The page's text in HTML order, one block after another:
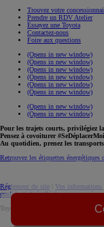
Trouvez votre
Prendre un RDV Atelier
Essayez une Toyota
Contactez-nous
Foire aux questions
(Opens in new window)
(Opens in new window)
(Opens in new window)
(Opens in new window)
(Opens in new window)
(Opens in new window)
(Opens in new window)
(Opens in new window)
Pour les trajets courts, privilégiez
Pensez à covoiturer
Au quotidien, prenez les
Retrouvez les étiquettes énergétiques
Réglement du site Vos informations
confidentialité|Règlement européen
Toyota. Tous droits réservés. © 2026